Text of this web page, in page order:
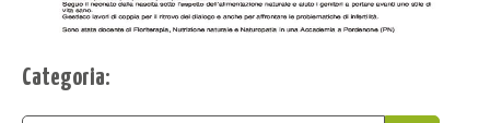
Categoria: